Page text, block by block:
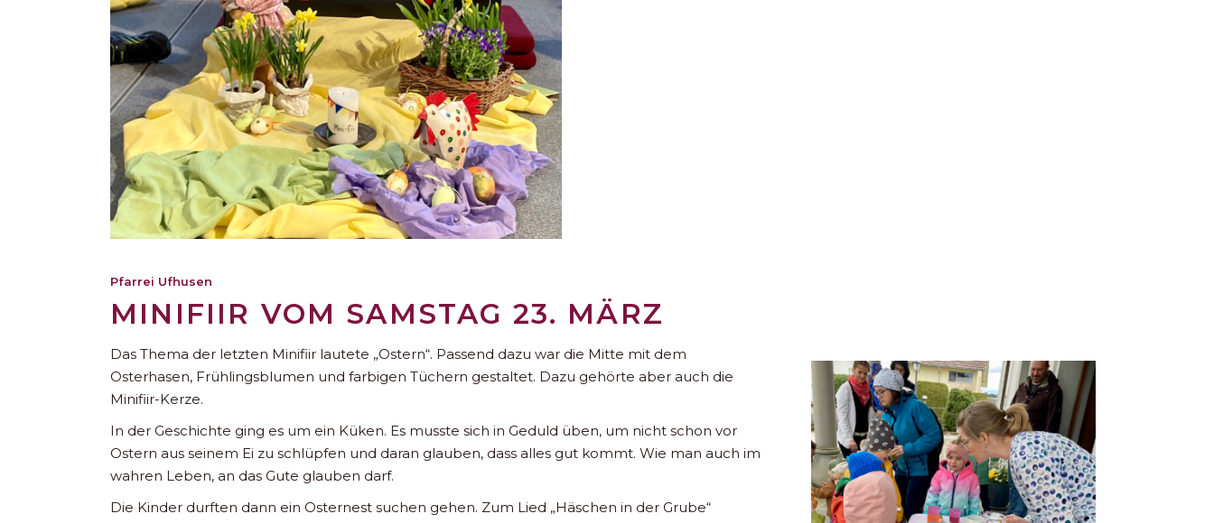
Pfarrei Ufhusen
MINIFIIR VOM SAMSTAG 23. MÄRZ
Das Thema der letzten Minifiir lautete „Ostern“. Passend dazu war die Mitte mit dem
Osterhasen, Frühlingsblumen und farbigen Tüchern gestaltet. Dazu gehörte aber auch die
Minifiir-Kerze.
In der Geschichte ging es um ein Küken. Es musste sich in Geduld üben, um nicht schon vor
Ostern aus seinem Ei zu schlüpfen und daran glauben, dass alles gut kommt. Wie man auch im
wahren Leben, an das Gute glauben darf.
Die Kinder durften dann ein Osternest suchen gehen. Zum Lied „Häschen in der Grube“